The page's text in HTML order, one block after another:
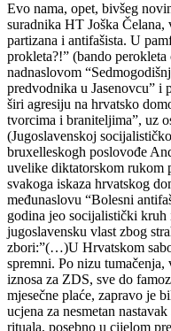
Evo nama, opet, bivšeg
suradnika HT Joška
partizana i antifašista. U
prokleta?!” (bando
nadnaslovom
predvodnika u Jasenovcu” i
širi agresiju na hrvatsko
tvorcima i braniteljima”, uz
(Jugoslavenskoj
bruxelleskogh poslovođe
uvelike diktatorskom rukom
svakoga iskaza hrvatskog
međunaslovu “Bolesni
godina jeo socijalistički
jugoslavensku vlast zbog
zbori:”(…)U Hrvatskom
spremni. Po nizu
iznosa za ZDS, sve do
mjesečne plaće, zapravo je
ucjena za nesmetan
rituala, posebno u cijelom